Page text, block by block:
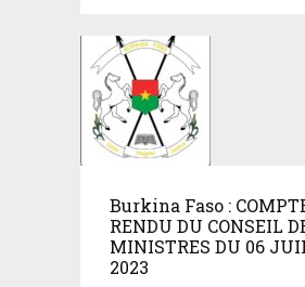
Burkina Faso :
RENDU DU CONSEIL
MINISTRES DU 06
2023